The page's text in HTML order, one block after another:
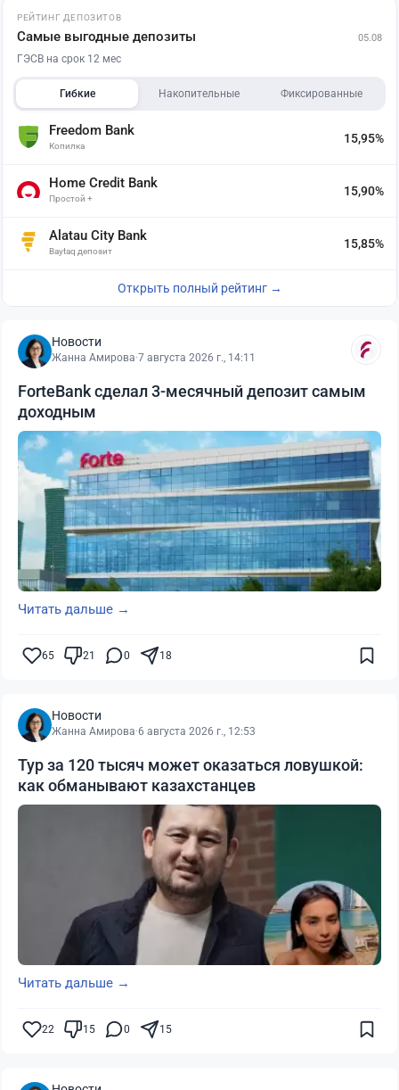
РЕЙТИНГ ДЕПОЗИТОВ
Самые выгодные депозиты 05.08
ГЭСВ на срок 12 мес
Гибкие Накопительные Фиксированные
Freedom Bank
Копилка
15,95%
Home Credit Bank
Простой +
15,90%
Alatau City Bank
Baytaq депозит
15,85%
Открыть полный рейтинг →
Новости
Жанна Амирова·7 августа 2026 г., 14:11
ForteBank сделал 3-месячный депозит самым
доходным
Читать дальше →
65 21 0 18
Новости
Жанна Амирова·6 августа 2026 г., 12:53
Тур за 120 тысяч может оказаться ловушкой:
как обманывают казахстанцев
Читать дальше →
22 15 0 15